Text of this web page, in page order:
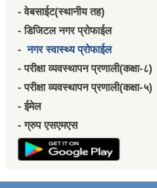
- वेबसाईट(स्थानीय तह)
- डिजिटल नगर प्रोफाईल
-नगर स्वास्थ्य प्रोफाईल
- परीक्षा व्यवस्थापन प्रणाली(कक्षा-८)
- परीक्षा व्यवस्थापन प्रणाली(कक्षा-५)
- ईमेल
- ग्रुप एसएमएस